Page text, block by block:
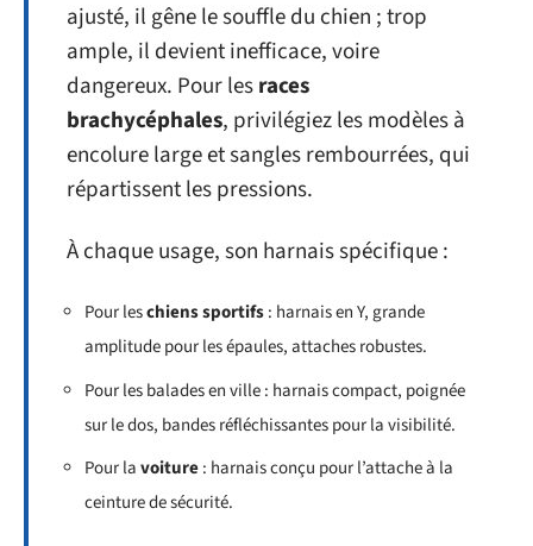
ajusté, il gêne le souffle du chien ; trop
ample, il devient inefficace, voire
dangereux. Pour lesraces
brachycéphales, privilégiez les modèles à
encolure large et sangles rembourrées, qui
répartissent les pressions.
À chaque usage, son harnais spécifique :
Pour leschiens sportifs: harnais en Y, grande
amplitude pour les épaules, attaches robustes.
Pour les balades en ville : harnais compact, poignée
sur le dos, bandes réfléchissantes pour la visibilité.
Pour lavoiture: harnais conçu pour l’attache à la
ceinture de sécurité.